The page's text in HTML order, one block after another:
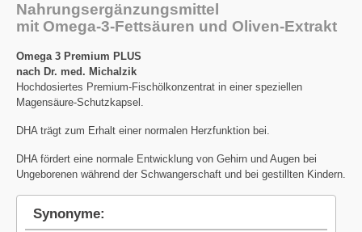
Nahrungsergänzungsmittel
mit Omega-3-Fettsäuren und Oliven-Extrakt
Omega 3 Premium PLUS
nach Dr. med. Michalzik
Hochdosiertes Premium-Fischölkonzentrat in einer speziellen
Magensäure-Schutzkapsel.
DHA trägt zum Erhalt einer normalen Herzfunktion bei.
DHA fördert eine normale Entwicklung von Gehirn und Augen bei
Ungeborenen während der Schwangerschaft und bei gestillten Kindern.
Synonyme: